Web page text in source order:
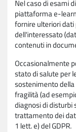
Nel caso di esami
piattaforma e-
fornire ulteriori
dell'interessato
contenuti in
Occasionalmente
stato di salute per
sostenimento
fragilità (ad
diagnosi di disturbi
trattamento dei
1 lett. e) del GDPR.